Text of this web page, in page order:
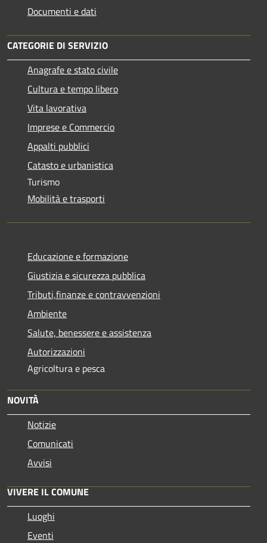
Documenti e dati
CATEGORIE DI SERVIZIO
Anagrafe e stato civile
Cultura e tempo libero
Vita lavorativa
Imprese e Commercio
Appalti pubblici
Catasto e urbanistica
Turismo
Mobilità e trasporti
Educazione e formazione
Giustizia e sicurezza pubblica
Tributi,finanze e contravvenzioni
Ambiente
Salute, benessere e assistenza
Autorizzazioni
Agricoltura e pesca
NOVITÀ
Notizie
Comunicati
Avvisi
VIVERE IL COMUNE
Luoghi
Eventi